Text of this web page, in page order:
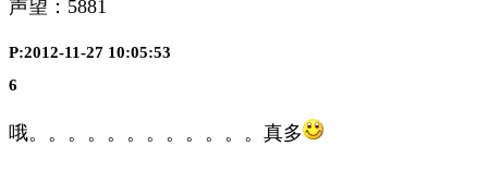
声望： 5881
P:2012-11-27 10:05:53
6
哦。。。。。。。。。。。。真多